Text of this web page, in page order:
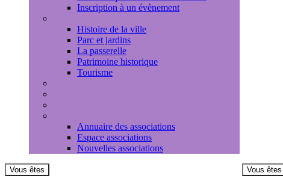
Inscription à un évènement
Histoire de la ville
Parc et jardins
La passerelle
Patrimoine historique
Tourisme
Annuaire des associations
Espace associations
Nouvelles associations
Vous êtes Vous êtes